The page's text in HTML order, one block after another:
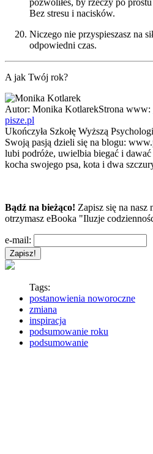
Bez stresu i nacisków.
Niczego nie przyspieszasz na
odpowiedni czas.
A jak Twój rok?
Autor: Monika KotlarekStrona www:
pisze.pl
Ukończyła Szkołę Wyższą
Swoją pasją dzieli się na blogu:
lubi podróże, uwielbia biegać i
kocha swojego psa, kota i dwa
Bądź na bieżąco! Zapisz się na
otrzymasz eBooka "Iluzje
e-mail:
Tags:
postanowienia noworoczne
zmiana
inspiracja
podsumowanie roku
podsumowanie